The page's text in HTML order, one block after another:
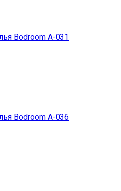
Bodroom A-031
Bodroom A-036